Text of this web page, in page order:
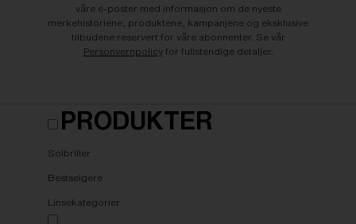
våre e-poster med informasjon om de nyeste
merkehistoriene, produktene, kampanjene og eksklusive
tilbudene reservert for våre abonnenter. Se vår
Personvernpolicyfor fullstendige detaljer.
PRODUKTER
Solbriller
Bestselgere
Linsekategorier